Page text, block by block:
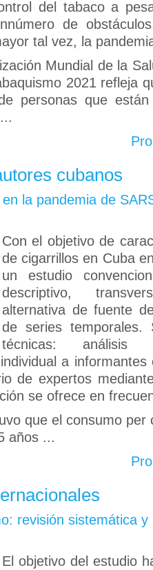
del tabaco a
de
tal vez, la
Mundial de la
2021 refleja
personas que
cubanos
la pandemia de
Con el objetivo de
de cigarrillos en Cuba
un estudio
descriptivo,
alternativa de fuente
de series temporales.
técnicas: análisis
a informantes
de expertos
se ofrece en
que el consumo per
años ...
revisión sistemática
El objetivo del estudio